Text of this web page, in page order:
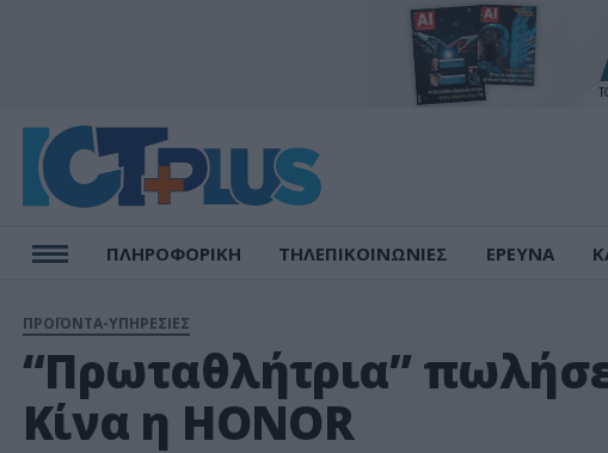
ΠΛΗΡΟΦΟΡΙΚΗ ΤΗΛΕΠΙΚΟΙΝΩΝΙΕΣ ΕΡΕΥΝΑ
ΠΡΟΪΟΝΤΑ-ΥΠΗΡΕΣΙΕΣ
“Πρωταθλήτρια”
Κίνα η HONOR